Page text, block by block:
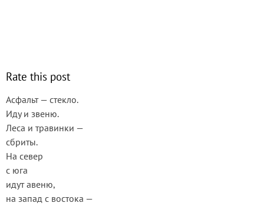
Rate this post
Асфальт — стекло.
Иду и звеню.
Леса и травинки —
сбриты.
На север
с юга
идут авеню,
на запад с востока —